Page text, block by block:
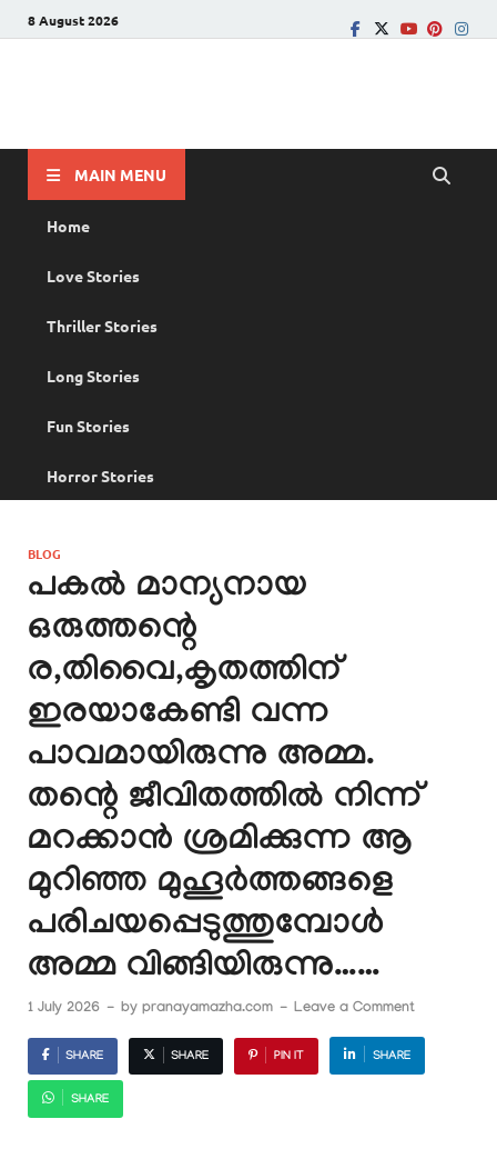
8 August 2026
MAIN MENU
Home
Love Stories
Thriller Stories
Long Stories
Fun Stories
Horror Stories
BLOG
പകൽ മാന്യനായ
ഒരുത്തന്റെ
ര,തിവൈ,കൃതത്തിന്
ഇരയാകേണ്ടി വന്ന
പാവമായിരുന്നു അമ്മ.
തന്റെ ജീവിതത്തിൽ നിന്ന്
മറക്കാൻ ശ്രമിക്കുന്ന ആ
മുറിഞ്ഞ മുഹൂർത്തങ്ങളെ
പരിചയപ്പെടുത്തുമ്പോൾ
അമ്മ വിങ്ങിയിരുന്നു……
1 July 2026 - by pranayamazha.com - Leave a Comment
SHARE SHARE PIN IT SHARE
SHARE